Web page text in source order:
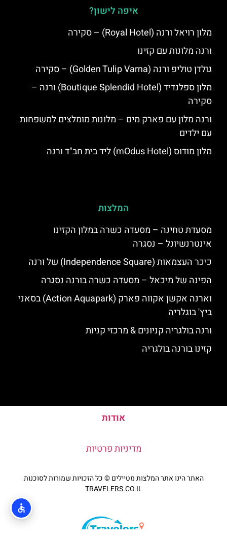
איפה לישון?
מלון רויאל ורנה (Royal Hotel) – סקירה
ורנה מלונות עם קזינו
גולדן טוליפ ורנה (Golden Tulip Varna) – סקירה
מלון ספלנדיד (Boutique Splendid Hotel) ורנה –
סקירה
ורנה מלון עם פארק מים – מלונות מומלצים למשפחות
עם ילדים
מלון מודוס (mOdus Hotel) ליד בית חב"ד ורנה
המלצות
מסעדת טחינה – מסעדה כשרה במלון הקזינו
אינטרנשיונל – נסגרה
כיכר העצמאות (Independence Square) של ורנה
הפינה של מיכאל – מסעדה כשרה בורנה נסגרה
וארנה אקשן אקווה פארק (Action Aquapark) בסאני
ביץ' בוגלריה
ורנה בולגריה קניונים & מרכזי קניות
קזינו בורנה בולגריה
אודות
מדיניות פרטיות
האתר הינו אתר המלצות מטיילים © כל הזכויות שמורות לסוכנות
TRAVELERS.CO.IL